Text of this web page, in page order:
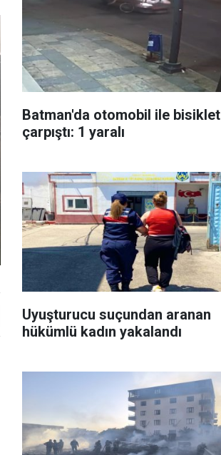
Batman'da otomobil ile bisiklet
çarpıştı: 1 yaralı
Uyuşturucu suçundan aranan
hükümlü kadın yakalandı